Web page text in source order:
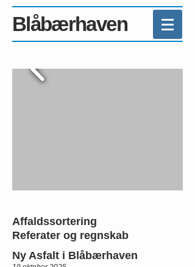
Blåbærhaven
Affaldssortering
Referater og regnskab
Ny Asfalt i Blåbærhaven